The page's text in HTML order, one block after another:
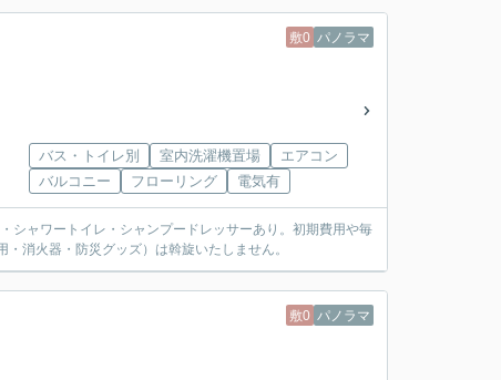
敷0 パノラマ
バス・トイレ別 室内洗濯機置場
エアコン
バルコニー
フローリング 電気有
シャワートイレ・シャンプードレッサーあり。初期費用や毎
消火器・防災グッズ）は斡旋いたしません。
敷0 パノラマ